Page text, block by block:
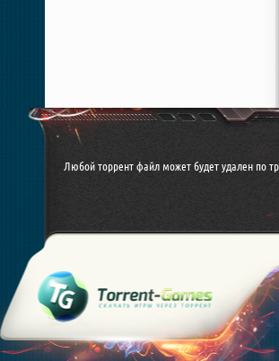
Любой торрент файл может будет удален по